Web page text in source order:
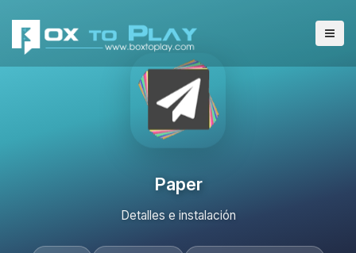
Paper
Detalles e instalación